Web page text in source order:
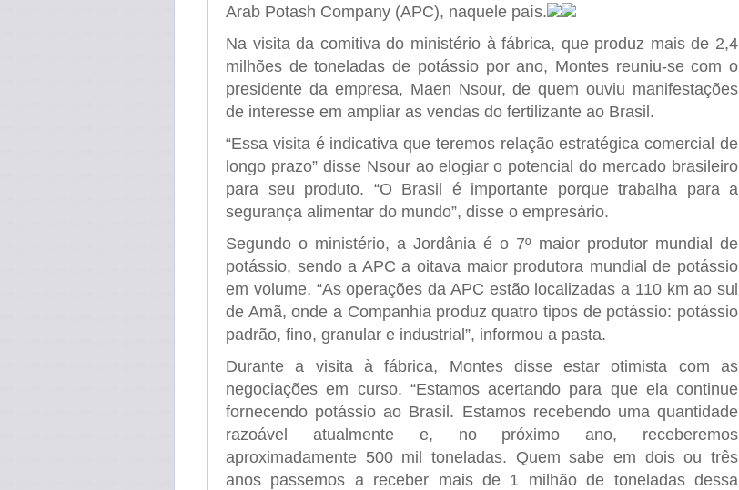
Arab Potash Company (APC), naquele país.
Na visita da comitiva do ministério à fábrica, que produz mais de 2,4
milhões de toneladas de potássio por ano, Montes reuniu-se com o
presidente da empresa, Maen Nsour, de quem ouviu manifestações
de interesse em ampliar as vendas do fertilizante ao Brasil.
“Essa visita é indicativa que teremos relação estratégica comercial de
longo prazo” disse Nsour ao elogiar o potencial do mercado brasileiro
para seu produto. “O Brasil é importante porque trabalha para a
segurança alimentar do mundo”, disse o empresário.
Segundo o ministério, a Jordânia é o 7º maior produtor mundial de
potássio, sendo a APC a oitava maior produtora mundial de potássio
em volume. “As operações da APC estão localizadas a 110 km ao sul
de Amã, onde a Companhia produz quatro tipos de potássio: potássio
padrão, fino, granular e industrial”, informou a pasta.
Durante a visita à fábrica, Montes disse estar otimista com as
negociações em curso. “Estamos acertando para que ela continue
fornecendo potássio ao Brasil. Estamos recebendo uma quantidade
razoável atualmente e, no próximo ano, receberemos
aproximadamente 500 mil toneladas. Quem sabe em dois ou três
anos passemos a receber mais de 1 milhão de toneladas dessa